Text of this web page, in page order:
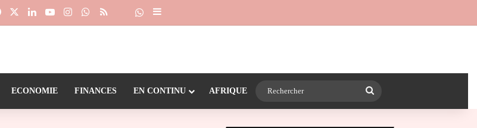
FacebookLinkedinYouTubeInstagramWhatsApp
RSS Dailymotion
Suivre la chaîne 24heureinfo sur WhatsApp
Sidebar (barre latérale)
ECONOMIE FINANCES EN CONTINU AFRIQUE